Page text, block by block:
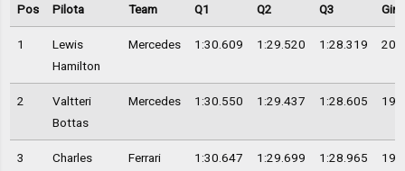
Pos Pilota Team Q1 Q2 Q3 Giri
1
Lewis
Hamilton
Mercedes 1:30.609 1:29.520 1:28.319 20
2
Valtteri
Bottas
Mercedes 1:30.550 1:29.437 1:28.605 19
3
Charles
Ferrari 1:30.647 1:29.699 1:28.965 19